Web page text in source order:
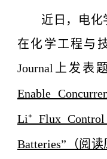
近日，电化
在化学工程与
Journal上发表
Enable
Li⁺ Flux
Batteries”（阅读